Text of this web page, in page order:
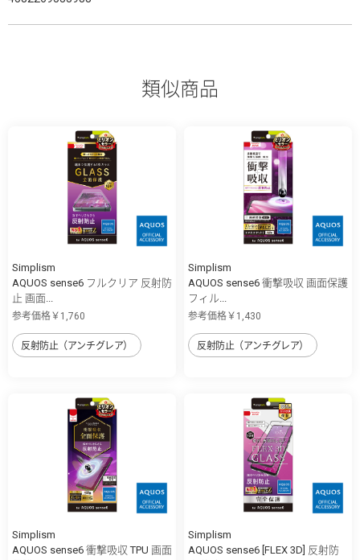
類似商品
Simplism
AQUOS sense6 フルクリア 反射防
止 画面...
参考価格￥1,760
反射防止（アンチグレア）
Simplism
AQUOS sense6 衝撃吸収 画面保護
フィル...
参考価格￥1,430
反射防止（アンチグレア）
Simplism
AQUOS sense6 衝撃吸収 TPU 画面
Simplism
AQUOS sense6 [FLEX 3D] 反射防